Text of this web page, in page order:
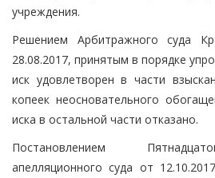
учреждения.
Решением Арбитражного суда
28.08.2017, принятым в порядке
иск удовлетворен в части
копеек неосновательного
иска в остальной части отказано.
Постановлением
апелляционного суда от